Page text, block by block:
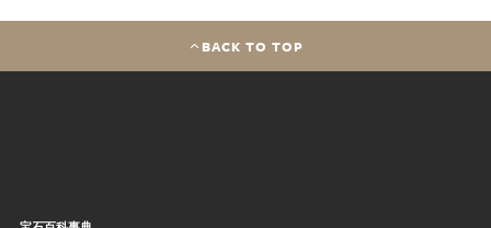
BACK TO TOP